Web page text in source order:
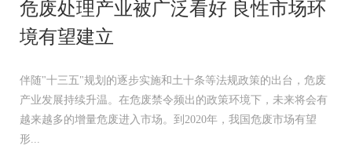
危废处理产业被广泛看好 良性市场环
境有望建立
伴随"十三五"规划的逐步实施和土十条等法规政策的出台，危废
产业发展持续升温。在危废禁令频出的政策环境下，未来将会有
越来越多的增量危废进入市场。到2020年，我国危废市场有望
形...